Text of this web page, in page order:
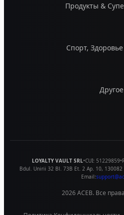
Продукты &
Спорт,
Другое
LOYALTY VAULT SRL•CUI: 51229859•
Bdul. Unirii 32 Bl. 73B Et. 2 Ap. 10, 130082
Email:
2026ACEB. Все